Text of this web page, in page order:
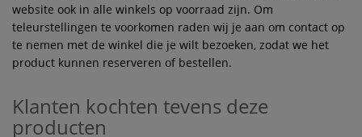
website ook in alle winkels op voorraad zijn. Om
teleurstellingen te voorkomen raden wij je aan om contact op
te nemen met de winkel die je wilt bezoeken, zodat we het
product kunnen reserveren of bestellen.
Klanten kochten tevens deze
producten